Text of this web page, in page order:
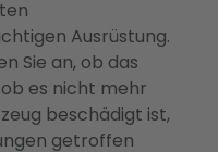
Ausrüstung.
Sie an, ob das
es nicht mehr
beschädigt ist,
getroffen